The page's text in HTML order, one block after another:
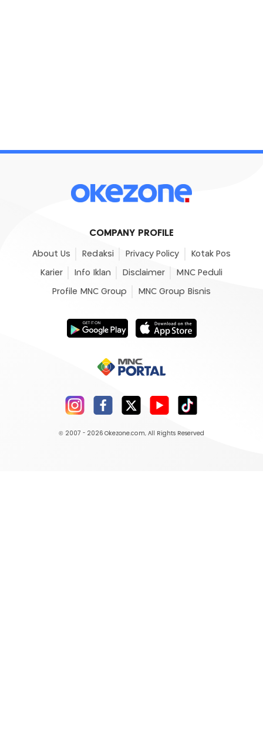
COMPANY PROFILE
About Us Redaksi Privacy Policy Kotak Pos
Karier Info Iklan Disclaimer MNC Peduli
Profile MNC Group MNC Group Bisnis
© 2007 - 2026 Okezone.com, All Rights Reserved